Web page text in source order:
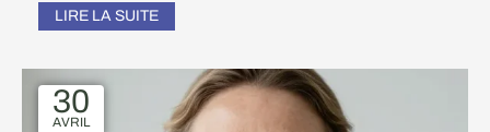
LIRE LA SUITE
30
AVRIL